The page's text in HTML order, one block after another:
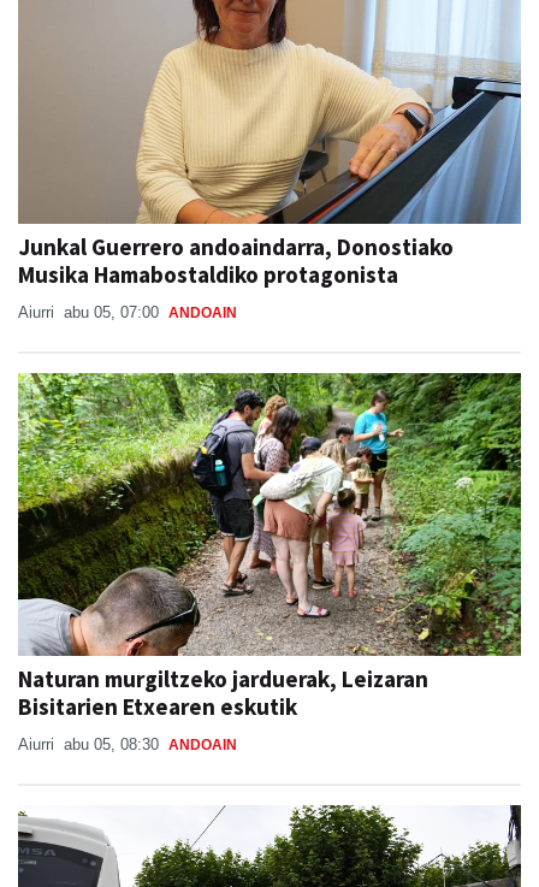
Junkal Guerrero andoaindarra, Donostiako
Musika Hamabostaldiko protagonista
Aiurri abu 05, 07:00 ANDOAIN
Naturan murgiltzeko jarduerak, Leizaran
Bisitarien Etxearen eskutik
Aiurri abu 05, 08:30 ANDOAIN